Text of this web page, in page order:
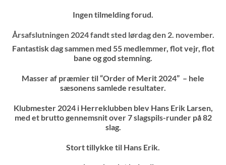
Ingen tilmelding forud.
Årsafslutningen 2024 fandt sted lørdag den 2. november.
Fantastisk dag sammen med 55 medlemmer, flot vejr, flot
bane og god stemning.
Masser af præmier til “Order of Merit 2024” – hele
sæsonens samlede resultater.
Klubmester 2024 i Herreklubben blev Hans Erik Larsen,
med et brutto gennemsnit over 7 slagspils-runder på 82
slag.
Stort tillykke til Hans Erik.